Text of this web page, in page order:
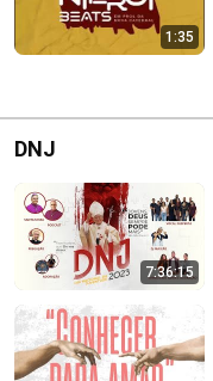
1:35
DNJ
7:36:15